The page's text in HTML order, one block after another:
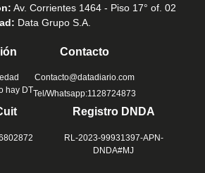
Av. Corrientes 1464 - Piso 17° of. 02
Data Grupo S.A.
hay DT
Contacto
Contacto@datadiario.com
Tel/Whatsapp:1128724873
Registro DNDA
RL-2023-99931397-APN-
DNDA#MJ